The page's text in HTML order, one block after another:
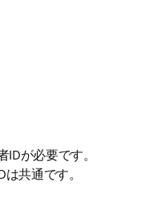
が必要です。
共通です。